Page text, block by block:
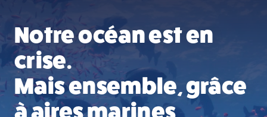
Notre océan est en
crise.
Mais ensemble, grâce
à aires marines